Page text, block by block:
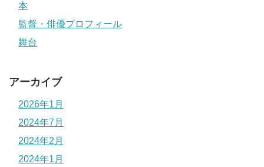
本
監督・俳優プロフィール
舞台
アーカイブ
2026年1月
2024年7月
2024年2月
2024年1月